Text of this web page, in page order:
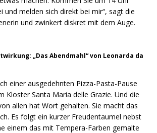
und melden sich direkt bei mir“, sagt die
und zwinkert diskret mit dem Auge.
„Das Abendmahl“ von Leonarda da
einer ausgedehnten Pizza-Pasta-Pause
Kloster Santa Maria delle Grazie. Und die
allen hat Wort gehalten. Sie macht das
Es folgt ein kurzer Freudentaumel nebst
einem das mit Tempera-Farben gemalte